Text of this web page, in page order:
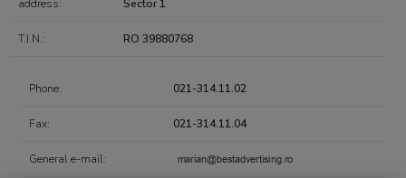
address:
Sector 1
T.I.N.: RO 39880768
Phone: 021-314.11.02
Fax: 021-314.11.04
General e-mail: